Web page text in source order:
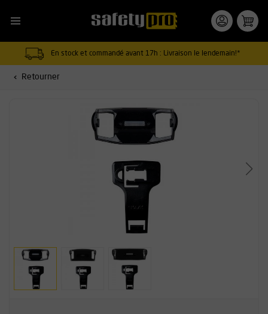
En stock et commandé avant 17h : Livraison le lendemain!*
Retourner